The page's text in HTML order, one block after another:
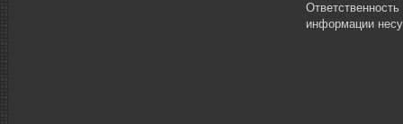
информации